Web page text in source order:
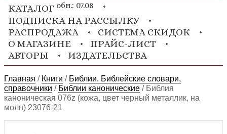
КАТАЛОГ обн.: 07.08
ПОДПИСКА НА РАССЫЛКУ
РАСПРОДАЖА
СИСТЕМА СКИДОК
О МАГАЗИНЕ
ПРАЙС-ЛИСТ
АВТОРЫ
ИЗДАТЕЛЬСТВА
Главная / Книги / Библии. Библейские словари,
справочники / Библии канонические / Библия
каноническая 076z (кожа, цвет черный металлик, на
молн) 23076-21